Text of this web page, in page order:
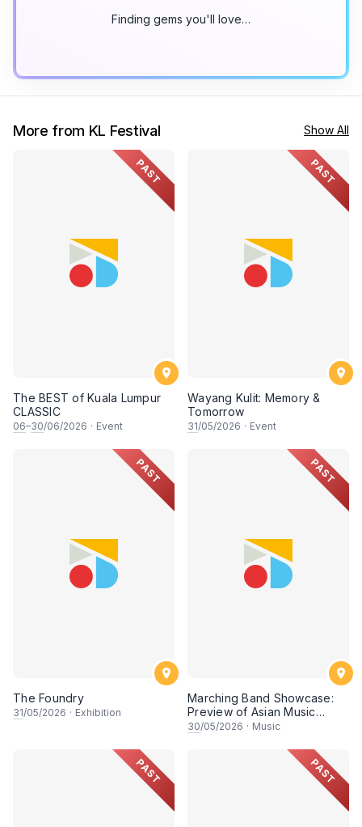
Finding gems you'll love…
More from KL Festival Show All
PAST
The BEST of Kuala Lumpur
CLASSIC
06–30/06/2026 · Event
PAST
Wayang Kulit: Memory &
Tomorrow
31/05/2026 · Event
PAST
The Foundry
31/05/2026 · Exhibition
PAST
Marching Band Showcase:
Preview of Asian Music
Games
30/05/2026 · Music
PAST PAST